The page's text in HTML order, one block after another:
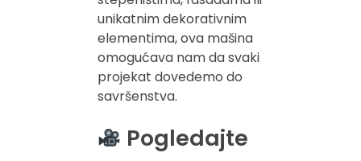
unikatnim dekorativnim
elementima, ova mašina
omogućava nam da svaki
projekat dovedemo do
savršenstva.
Pogledajte